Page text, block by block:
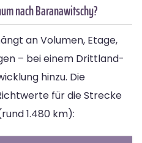
nach Baranawitschy?
an Volumen, Etage,
– bei einem Drittland-
hinzu. Die
für die Strecke
1.480 km):